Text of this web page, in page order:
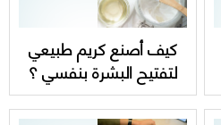
كيف أصنع كريم طبيعي
لتفتيح البشرة بنفسي ؟